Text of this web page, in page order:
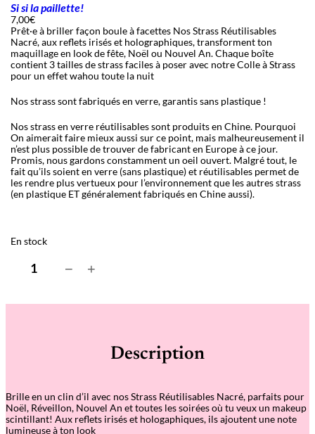
Si si la paillette!
7,00€
Prêt·e à briller façon boule à facettes Nos Strass Réutilisables
Nacré, aux reflets irisés et holographiques, transforment ton
maquillage en look de fête, Noël ou Nouvel An. Chaque boîte
contient 3 tailles de strass faciles à poser avec notre Colle à Strass
pour un effet wahou toute la nuit
Nos strass sont fabriqués en verre, garantis sans plastique !
Nos strass en verre réutilisables sont produits en Chine. Pourquoi
On aimerait faire mieux aussi sur ce point, mais malheureusement il
n’est plus possible de trouver de fabricant en Europe à ce jour.
Promis, nous gardons constamment un oeil ouvert. Malgré tout, le
fait qu’ils soient en verre (sans plastique) et réutilisables permet de
les rendre plus vertueux pour l’environnement que les autres strass
(en plastique ET généralement fabriqués en Chine aussi).
En stock
t
r
a
s
− +
Description
Brille en un clin d’il avec nos Strass Réutilisables Nacré, parfaits pour
Noël, Réveillon, Nouvel An et toutes les soirées où tu veux un makeup
scintillant! Aux reflets irisés et hologaphiques, ils ajoutent une note
lumineuse à ton look